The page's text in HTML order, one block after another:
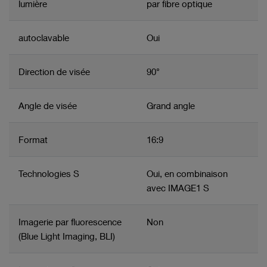
Visualisation dans le proche infrarouge NIR/ICG et le
procédures ouvertes avec IMAGE1 S™
lumière
par fibre optique
autoclavable Oui
Direction de visée 90°
Angle de visée Grand angle
Format 16:9
Technologies S
Oui, en combinaison
avec IMAGE1 S
Imagerie par fluorescence
(Blue Light Imaging, BLI)
Non